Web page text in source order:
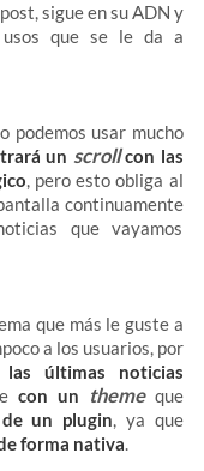
sigue en su ADN y
usos que se le da a
podemos usar mucho
un scrollcon las
, pero esto obliga al
continuamente
que vayamos
que más le guste a
a los usuarios, por
las últimas noticias
con un themeque
un plugin, ya que
forma nativa.